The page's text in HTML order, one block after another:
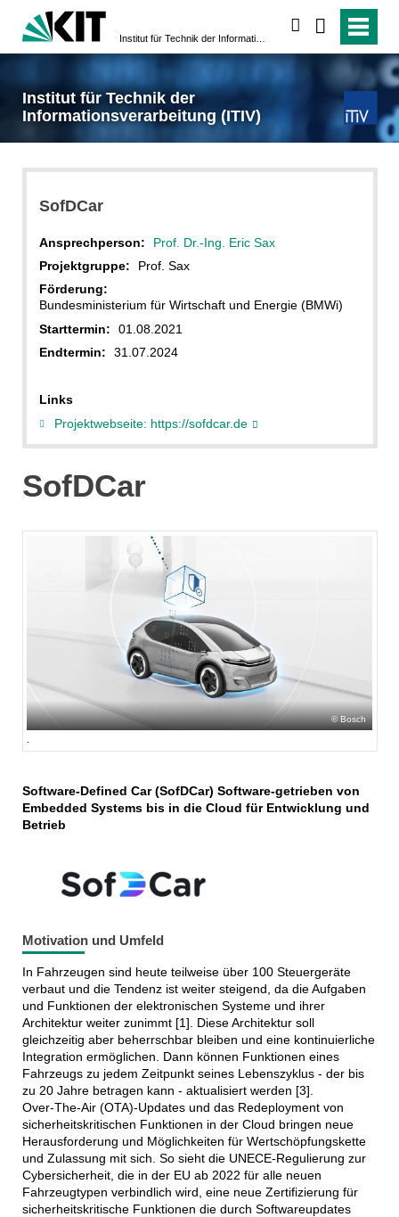
Institut für Technik der
Informationsverarbeitung (ITIV)
SofDCar
Ansprechperson:
Prof. Dr.-Ing. Eric Sax
Projektgruppe:
Prof. Sax
Förderung:
Bundesministerium für Wirtschaft und Energie (BMWi)
Starttermin:
01.08.2021
Endtermin:
31.07.2024
Links
Projektwebseite: https://sofdcar.de
SofDCar
Bosch
Software-Defined Car (SofDCar) Software-getrieben von
Embedded Systems bis in die Cloud für Entwicklung und
Betrieb
Motivation und Umfeld
In Fahrzeugen sind heute teilweise über 100 Steuergeräte
verbaut und die Tendenz ist weiter steigend, da die Aufgaben
und Funktionen der elektronischen Systeme und ihrer
Architektur weiter zunimmt [1]. Diese Architektur soll
gleichzeitig aber beherrschbar bleiben und eine kontinuierliche
Integration ermöglichen. Dann können Funktionen eines
Fahrzeugs zu jedem Zeitpunkt seines Lebenszyklus - der bis
zu 20 Jahre betragen kann - aktualisiert werden [3].
Over-The-Air (OTA)-Updates und das Redeployment von
sicherheitskritischen Funktionen in der Cloud bringen neue
Herausforderung und Möglichkeiten für Wertschöpfungskette
und Zulassung mit sich. So sieht die UNECE-Regulierung zur
Cybersicherheit, die in der EU ab 2022 für alle neuen
Fahrzeugtypen verbindlich wird, eine neue Zertifizierung für
sicherheitskritische Funktionen die durch Softwareupdates